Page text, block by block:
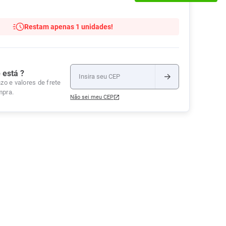
Umedecidas
Roupas Íntimas
Ver Tudo
Ver Tudo
Ver Tudo
Restam apenas 1 unidades!
está ?
e valores de frete
Não sei meu CEP